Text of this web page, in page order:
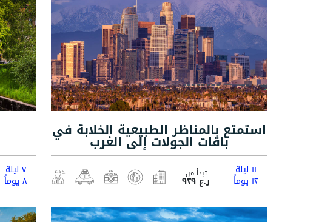
استمتع بالمناظر الطبيعية الخلابة في
باقات الجولات إلى الغرب
١١ ليلة
١٢ يوماً تبدأ من
ر.ع ٩٢٩
٧ ليلة
٨ يوماً